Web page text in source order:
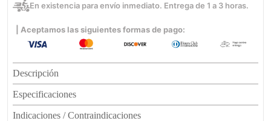
En existencia para envío inmediato. Entrega de 1 a 3 horas.
| Aceptamos las siguientes formas de pago:
Descripción
Especificaciones
Indicaciones / Contraindicaciones